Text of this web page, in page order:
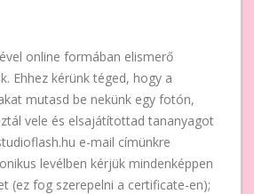
online formában elismerő
Ehhez kérünk téged, hogy a
mutasd be nekünk egy fotón,
vele és elsajátítottad tananyagot
e-mail címünkre
levélben kérjük mindenképpen
(ez fog szerepelni a certificate-en);